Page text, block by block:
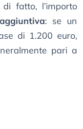
fatto, l’importo
: se un
di 1.200 euro,
pari a